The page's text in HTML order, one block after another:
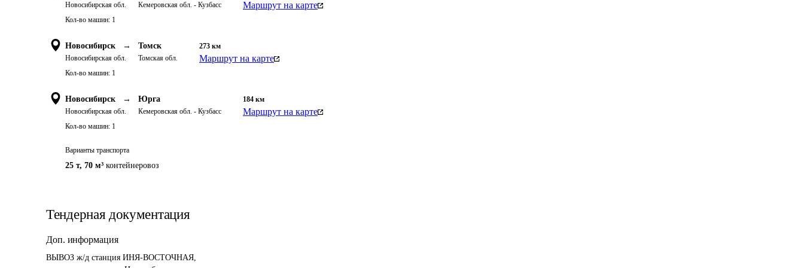
Новосибирская обл. Кемеровская обл. - Кузбасс Маршрут на карте
Кол-во машин: 1
Новосибирск →
Новосибирская обл.
Томск
Томская обл.
273 км
Маршрут на карте
Кол-во машин: 1
Новосибирск →
Новосибирская обл.
Юрга
Кемеровская обл. - Кузбасс
184 км
Маршрут на карте
Кол-во машин: 1
Варианты транспорта
25 т, 70 м³ контейнеровоз
Тендерная документация
Доп. информация
ВЫВОЗ ж/д станция ИНЯ-ВОСТОЧНАЯ,